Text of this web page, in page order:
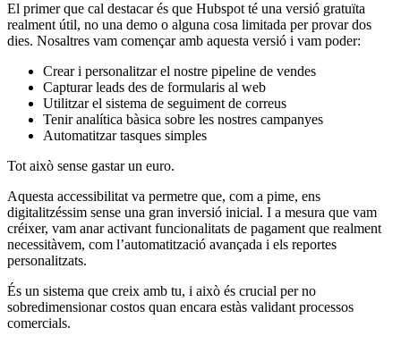
El primer que cal destacar és que Hubspot té una versió gratuïta
realment útil, no una demo o alguna cosa limitada perprovardos
dies. Nosaltres vam començar amb aquesta versió i vam poder:
Crear i personalitzar el nostre pipeline de vendes
Capturar leads des de formularis al web
Utilitzar el sistema de seguiment de correus
Tenir analítica bàsica sobre les nostres campanyes
Automatitzar tasques simples
Tot això sense gastar un euro.
Aquesta accessibilitat va permetre que, com a pime, ens
digitalitzéssim sense una gran inversió inicial. I a mesura que vam
créixer, vam anar activant funcionalitats de pagament que realment
necessitàvem, com l’automatització avançada i els reportes
personalitzats.
És un sistema que creix amb tu, i això és crucial per no
sobredimensionar costos quan encara estàs validant processos
comercials.